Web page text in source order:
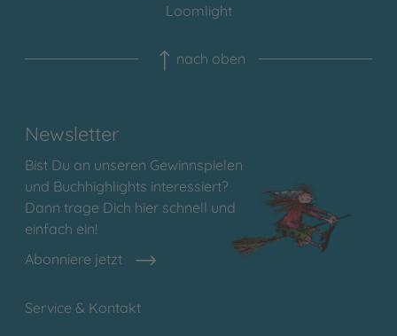
Loomlight
nach oben
Newsletter
Bist Du an unseren Gewinnspielen
und Buchhighlights interessiert?
Dann trage Dich hier schnell und
einfach ein!
Abonniere jetzt
Service & Kontakt